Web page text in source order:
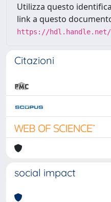
Utilizza questo
link a questo
https://hdl.handle.net/
Citazioni
social impact